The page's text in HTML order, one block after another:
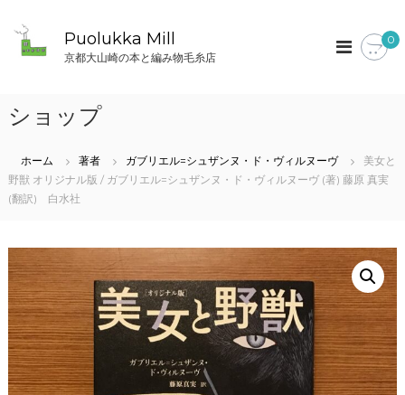
プ
Puolukka Mill
京都大山崎の本と編み物毛糸店
0
ショップ
ホーム 著者 ガブリエル=シュザンヌ・ド・ヴィルヌーヴ
美女と
野獣 オリジナル版 / ガブリエル=シュザンヌ・ド・ヴィルヌーヴ (著) 藤原 真実
(翻訳) 白水社